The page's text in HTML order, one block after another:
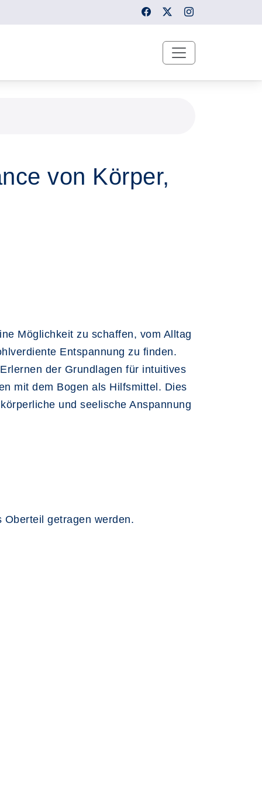
von Körper,
Möglichkeit zu schaffen, vom Alltag
Entspannung zu finden.
der Grundlagen für intuitives
mit dem Bogen als Hilfsmittel. Dies
und seelische Anspannung
getragen werden.